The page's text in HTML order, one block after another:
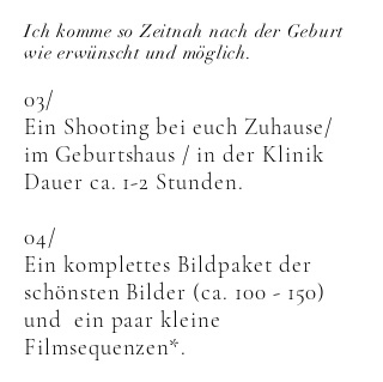
Ich komme so Zeitnah nach der Geburt
wie erwünscht und möglich.
03/
Ein Shooting bei euch Zuhause/
im Geburtshaus / in der Klinik
Dauer ca. 1-2 Stunden.
04/
Ein komplettes Bildpaket der
schönsten Bilder (ca. 100 - 150)
und ein paar kleine
Filmsequenzen*.